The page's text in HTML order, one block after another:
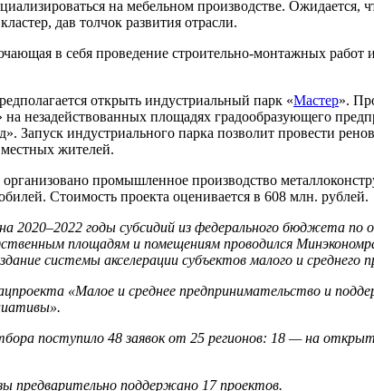
на мебельном производстве. Ожидается,
дав толчок развития отрасли.
в себя проведение строительно-монтажных работ
открыть индустриальный парк «Мастер».
незадействованных площадях градообразующего
Запуск индустриального парка позволит провести
жителей.
промышленное производство
Стоимость проекта оценивается в 608 млн. рублей.
2020–2022 годы субсидий из федерального бюджета по
площадям и помещениям проводился
системы акселерации субъектов малого и среднего
«Малое и среднее предпринимательство и
поступило 48 заявок от 25 регионов: 18 — на
предварительно поддержано 17 проектов.